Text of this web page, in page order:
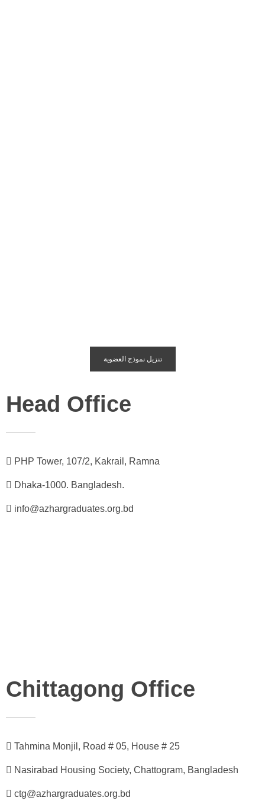
تنزيل نموذج العضوية
Head Office
PHP Tower, 107/2, Kakrail, Ramna
Dhaka-1000. Bangladesh.
info@azhargraduates.org.bd
Chittagong Office
Tahmina Monjil, Road # 05, House # 25
Nasirabad Housing Society, Chattogram, Bangladesh
ctg@azhargraduates.org.bd